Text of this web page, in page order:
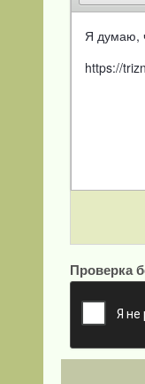
Я думаю,
https://
Проверка